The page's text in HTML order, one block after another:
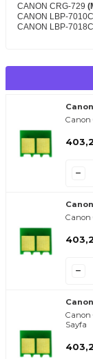
CANON CRG-729
CANON LBP-7010C
CANON LBP-7018C
Canon
Canon
Canon
Canon
Canon
Canon
Sayfa